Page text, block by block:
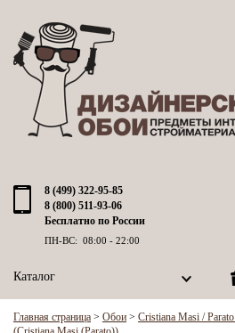
8 (499) 322-95-85
8 (800) 511-93-06
Бесплатно по России
ПН-ВС: 08:00 - 22:00
Каталог
Главная страница > Обои > Cristiana Masi / Parato